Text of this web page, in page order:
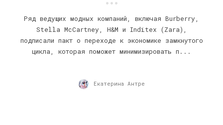
Ряд ведущих модных компаний, включая Burberry,
Stella McCartney, H&M и Inditex (Zara),
подписали пакт о переходе к экономике замкнутого
цикла, которая поможет минимизировать п...
Екатерина Антре